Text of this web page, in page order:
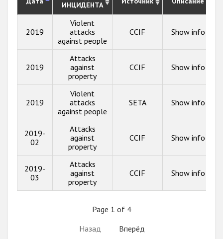
ИНЦИДЕНТА
2019
Violent
attacks
against people
CCIF Show info
2019
Attacks
against
property
CCIF Show info
2019
Violent
attacks
against people
SETA Show info
2019-
02
Attacks
against
property
CCIF Show info
2019-
03
Attacks
against
property
CCIF Show info
Page 1 of 4
Назад
Вперёд